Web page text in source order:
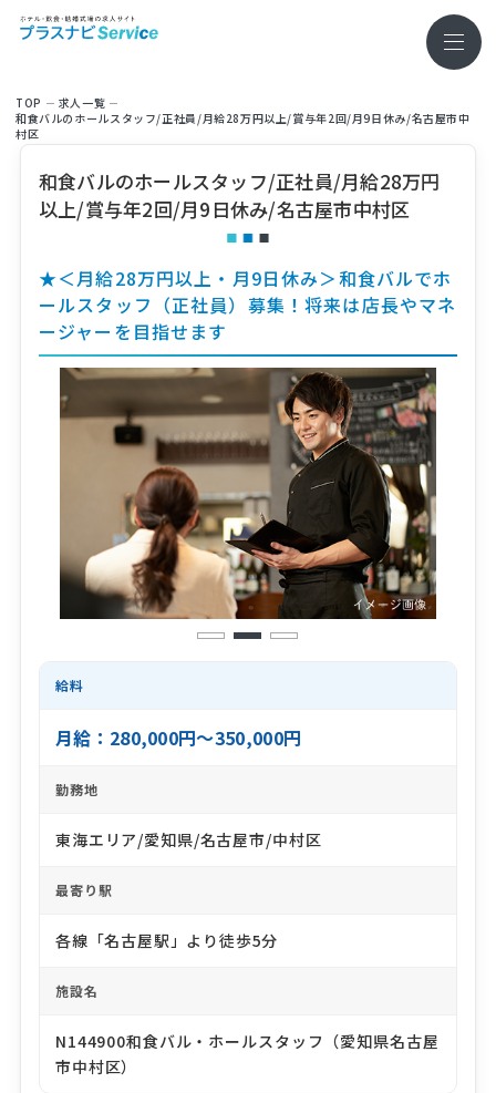
TOP
求⼈⼀覧
和食バルのホールスタッフ/正社員/月給28万円以上/賞与年2回/月9日休み/名古屋市中
村区
和食バルのホールスタッフ/正社員/月給28万円
以上/賞与年2回/月9日休み/名古屋市中村区
★＜月給28万円以上・月9日休み＞和食バルでホ
ールスタッフ（正社員）募集！将来は店長やマネ
ージャーを目指せます
1 2 3
給料
月給：280,000円～350,000円
勤務地
東海エリア/愛知県/名古屋市/中村区
最寄り駅
各線「名古屋駅」より徒歩5分
施設名
N144900和食バル・ホールスタッフ（愛知県名古屋
市中村区）